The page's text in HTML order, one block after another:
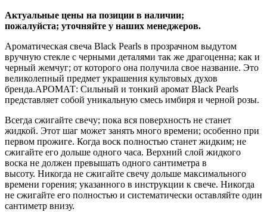
Актуальные цены на позиции в наличии;
пожалуйста; уточняйте у наших менеджеров.
Ароматическая свеча Black Pearls в прозрачном выдутом
вручную стекле с черными деталями так же драгоценна; как и
черный жемчуг; от которого она получила свое название. Это
великолепный предмет украшения культовых духов
бренда.АРОМАТ: Сильный и тонкий аромат Black Pearls
представляет собой уникальную смесь имбиря и черной розы.
Всегда сжигайте свечу; пока вся поверхность не станет
жидкой. Этот шаг может занять много времени; особенно при
первом прожиге. Когда воск полностью станет жидким; не
сжигайте его дольше одного часа. Верхний слой жидкого
воска не должен превышать одного сантиметра в
высоту. Никогда не сжигайте свечу дольше максимального
времени горения; указанного в инструкции к свече. Никогда
не сжигайте его полностью и систематически оставляйте один
сантиметр внизу.